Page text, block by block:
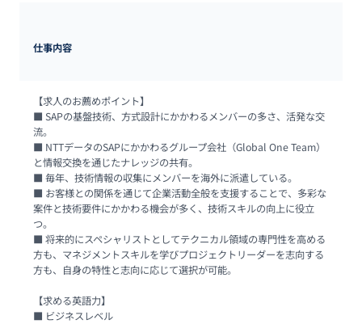
仕事内容
【求人のお薦めポイント】
■ SAPの基盤技術、方式設計にかかわるメンバーの多さ、活発な交
流。
■ NTTデータのSAPにかかわるグループ会社（Global One Team）
と情報交換を通じたナレッジの共有。
■ 毎年、技術情報の収集にメンバーを海外に派遣している。
■ お客様との関係を通じて企業活動全般を支援することで、多彩な
案件と技術要件にかかわる機会が多く、技術スキルの向上に役立
つ。
■ 将来的にスペシャリストとしてテクニカル領域の専門性を高める
方も、マネジメントスキルを学びプロジェクトリーダーを志向する
方も、自身の特性と志向に応じて選択が可能。
【求める英語力】
■ ビジネスレベル